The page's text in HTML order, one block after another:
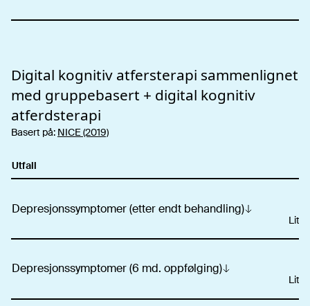
Digital kognitiv atfersterapi sammenlignet
med gruppebasert + digital kognitiv
atferdsterapi
Basert på: NICE (2019)
Utfall
Depresjonssymptomer (etter endt behandling)
Depresjonssymptomer (6 md. oppfølging)